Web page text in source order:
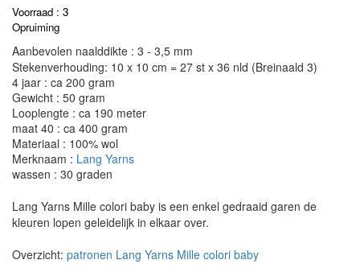
Voorraad : 3
Opruiming
Aanbevolen naalddikte : 3 - 3,5 mm
Stekenverhouding: 10 x 10 cm = 27 st x 36 nld (Breinaald 3)
4 jaar : ca 200 gram
Gewicht : 50 gram
Looplengte : ca 190 meter
maat 40 : ca 400 gram
Materiaal : 100% wol
Merknaam : Lang Yarns
wassen : 30 graden
Lang Yarns Mille colori baby is een enkel gedraaid garen de
kleuren lopen geleidelijk in elkaar over.
Overzicht: patronen Lang Yarns Mille colori baby